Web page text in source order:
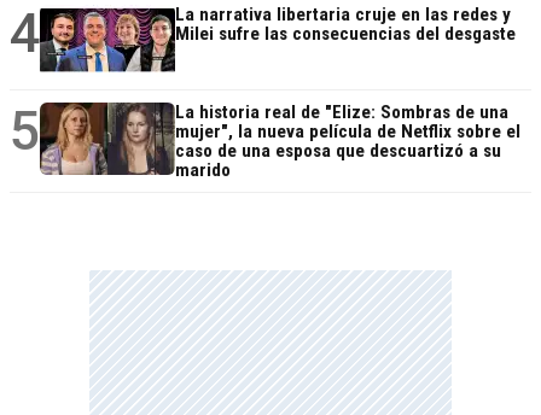
4
La narrativa libertaria cruje en las redes y
Milei sufre las consecuencias del desgaste
5
La historia real de "Elize: Sombras de una
mujer", la nueva película de Netflix sobre el
caso de una esposa que descuartizó a su
marido